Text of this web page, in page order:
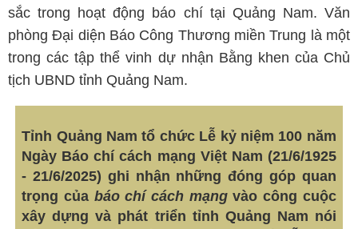
sắc trong hoạt động báo chí tại Quảng Nam. Văn
phòng Đại diện Báo Công Thương miền Trung là một
trong các tập thể vinh dự nhận Bằng khen của Chủ
tịch UBND tỉnh Quảng Nam.
Tỉnh Quảng Nam tổ chức Lễ kỷ niệm 100 năm
Ngày Báo chí cách mạng Việt Nam (21/6/1925
- 21/6/2025) ghi nhận những đóng góp quan
trọng của báo chí cách mạngvào công cuộc
xây dựng và phát triển tỉnh Quảng Nam nói